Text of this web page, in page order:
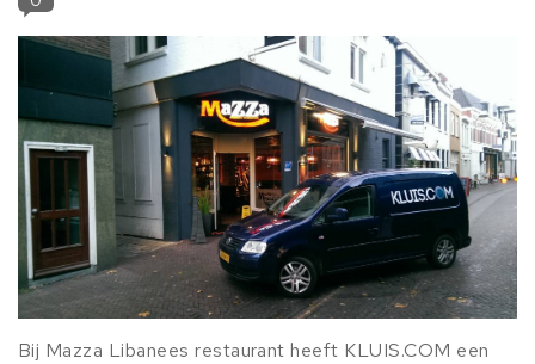
Bij Mazza Libanees restaurant heeft KLUIS.COM een